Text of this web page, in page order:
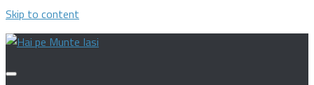
Skip to content